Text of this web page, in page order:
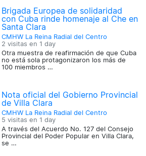
Brigada Europea de solidaridad
con Cuba rinde homenaje al Che en
Santa Clara
CMHW La Reina Radial del Centro
2 visitas en 1 day
Otra muestra de reafirmación de que Cuba
no está sola protagonizaron los más de
100 miembros …
Nota oficial del Gobierno Provincial
de Villa Clara
CMHW La Reina Radial del Centro
5 visitas en 1 day
A través del Acuerdo No. 127 del Consejo
Provincial del Poder Popular en Villa Clara,
se …